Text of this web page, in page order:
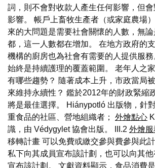
詞，則不會對收款人產生任何影響，但
影響。 帳戶上畜牧生產者（或家庭農場
來的大問題是需要社會關懷的人數，無
都，這一人數都在增加。 在地方政府的
機構的廚房也為社會有需要的人提供服
始終是持續護理的覆蓋範圍。 老年人之
有哪些趨勢？ 隨著成本上升，市政當局
來維持永續性？ 鑑於2012年的財政緊縮
將是最佳選擇。 Hiánypotló 出版物，針
重食品的社區、營地組織者； 外燴點心
識，由 Védygylet 協會出版。 III.2 外燴服
移轉計畫 可以免費或繳交參與費參與此
私下向其成員宣布該計劃，也可以向其
宣布該計劃。 文獻資料顯示，食品消費